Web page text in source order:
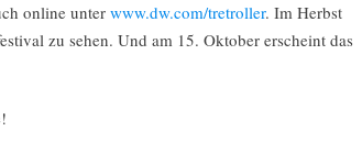
online unter www.dw.com/tretroller. Im Herbst
zu sehen. Und am 15. Oktober erscheint das